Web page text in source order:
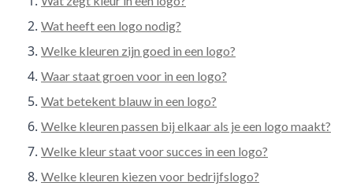
Wat heeft een logo nodig?
Welke kleuren zijn goed in een logo?
Waar staat groen voor in een logo?
Wat betekent blauw in een logo?
Welke kleuren passen bij elkaar als je een logo maakt?
Welke kleur staat voor succes in een logo?
Welke kleuren kiezen voor bedrijfslogo?